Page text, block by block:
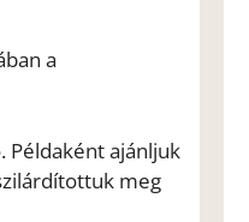
a
Példaként ajánljuk
meg